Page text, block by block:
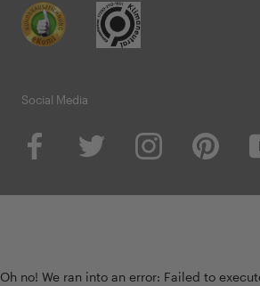
Social Media
Oh no! We ran into an error: Failed to